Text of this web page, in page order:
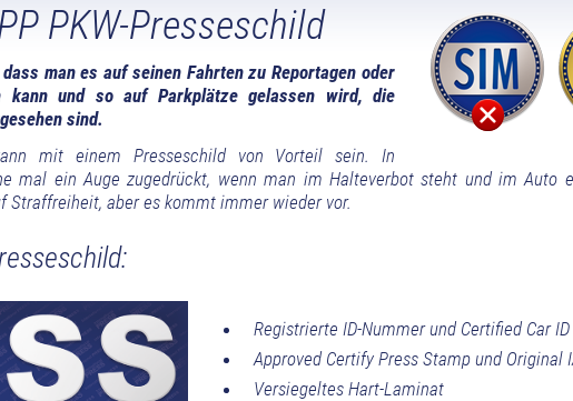
PKW-Presseschild
man es auf seinen Fahrten zu Reportagen oder
kann und so auf Parkplätze gelassen wird, die
sind.
mit einem Presseschild von Vorteil sein. In
mal ein Auge zugedrückt, wenn man im Halteverbot steht und im Auto
Straffreiheit, aber es kommt immer wieder vor.
Registrierte ID-Nummer und Certified Car
Approved Certify Press Stamp und Original
Versiegeltes Hart-Laminat